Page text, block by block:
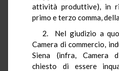
attività produttive), in
primo e terzo comma,
2. Nel giudizio a
Camera di commercio,
Siena (infra, Camera
chiesto di essere